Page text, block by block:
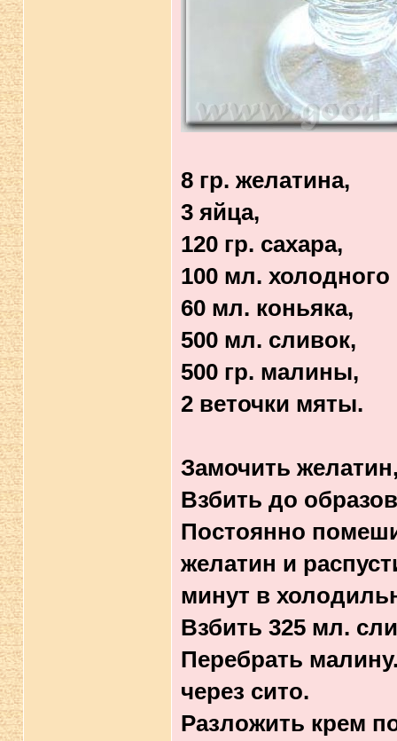
8 гр. желатина,
3 яйца,
120 гр. сахара,
100 мл.
60 мл. коньяка,
500 мл. сливок,
500 гр. малины,
2 веточки мяты.
Замочить
Взбить до
Постоянно
желатин и
минут в
Взбить 325 мл.
Перебрать
через сито.
Разложить крем